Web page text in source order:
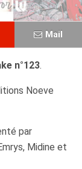
Mail
n°123.
Noeve
par
Midine et